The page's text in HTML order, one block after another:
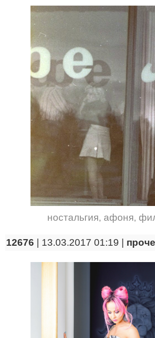
ностальгия, афоня,
12676 | 13.03.2017 01:19 |